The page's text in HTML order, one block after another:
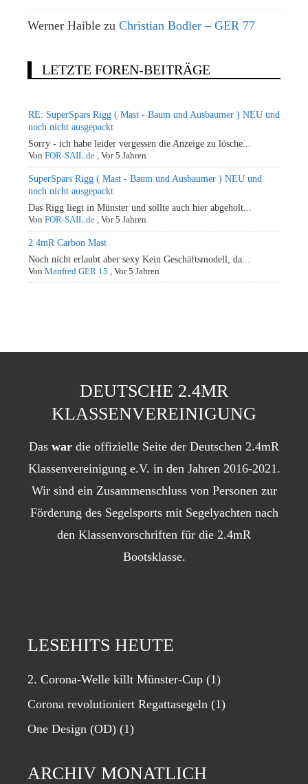
Werner Haible zu Christian Bodler – GER 77
LETZTE FOREN-BEITRÄGE
RE: SuperSpars Rigg ( Mast - Baum und Ausbaumer ) NEU und
noch nicht ausgepackt
Sorry - ich habe leider vergessen die Anzeige zu lösche...
Von FOR-SAIL.de Vor 5 Jahren
SuperSpars Rigg ( Mast - Baum und Ausbaumer ) NEU und
noch nicht ausgepackt
Das Rigg liegt in Münster und sollte auch hier abgeholt...
Von FOR-SAIL.de Vor 5 Jahren
2.4mR Carbon Mast
Noch nicht erlaubt aber sexy Kein Geschäftsmodell, da...
Von Manfred GER 15 Vor 5 Jahren
DEUTSCHE 2.4MR
KLASSENVEREINIGUNG
Das war die offizielle Seite der Deutschen 2.4mR
Klassenvereinigung e.V. in den Jahren 2016-2021.
Wir sind ein Zusammenschluss von Personen zur
Förderung des Segelsports mit Segelyachten nach
den Klassenvorschriften für die 2.4mR
Bootsklasse.
LESEHITS HEUTE
2. Corona-Welle killt Münster-Cup (1)
Corona revolutioniert Regattasegeln (1)
One Design (OD) (1)
ARCHIV MONATLICH